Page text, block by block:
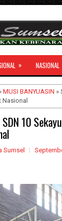
» NASIONAL
MUSI BANYUASIN »
Nasional
10
Sumsel